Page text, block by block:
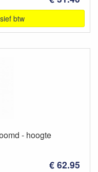
btw
- hoogte
€ 62.95